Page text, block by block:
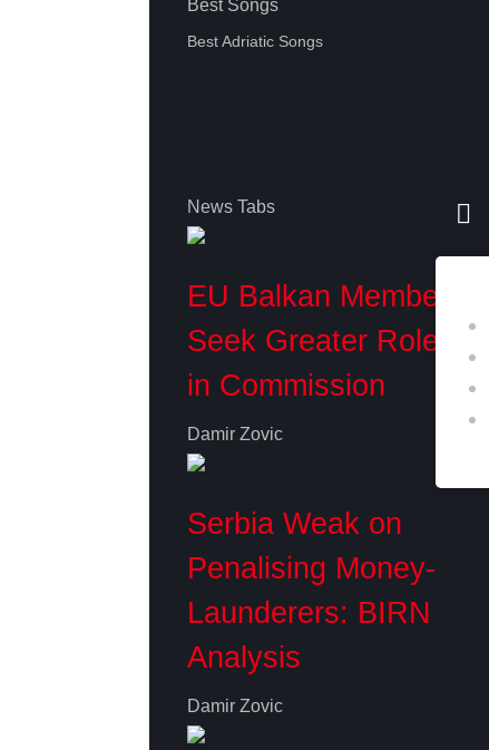
Best Songs
Best Adriatic Songs
News Tabs
EU Balkan Members
Seek Greater Role
in Commission
Damir Zovic
Serbia Weak on
Penalising Money-
Launderers: BIRN
Analysis
Damir Zovic